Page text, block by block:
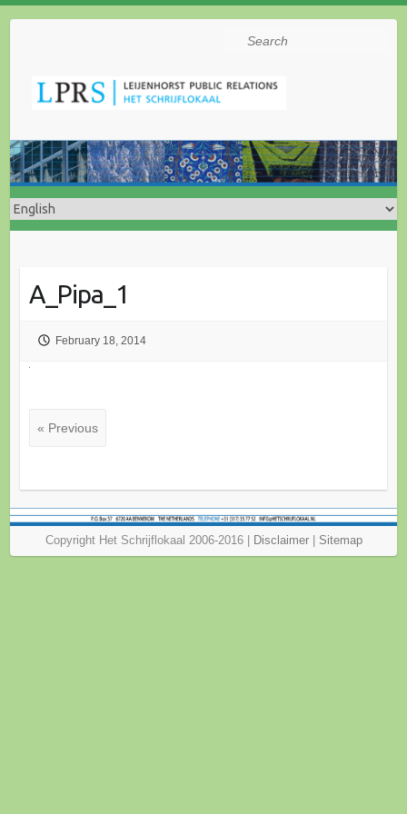
Search
A_Pipa_1
February 18, 2014
« Previous
Copyright Het Schrijflokaal 2006-2016 | Disclaimer| Sitemap